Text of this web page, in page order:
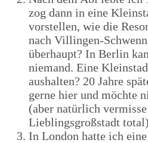
zog dann in eine
vorstellen, wie die
nach Villingen-
überhaupt? In Berlin
niemand. Eine
aushalten? 20 Jahre
gerne hier und möchte
(aber natürlich
Lieblingsgroßstadt total)
In London hatte ich